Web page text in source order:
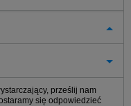
prześlij nam
się odpowiedzieć